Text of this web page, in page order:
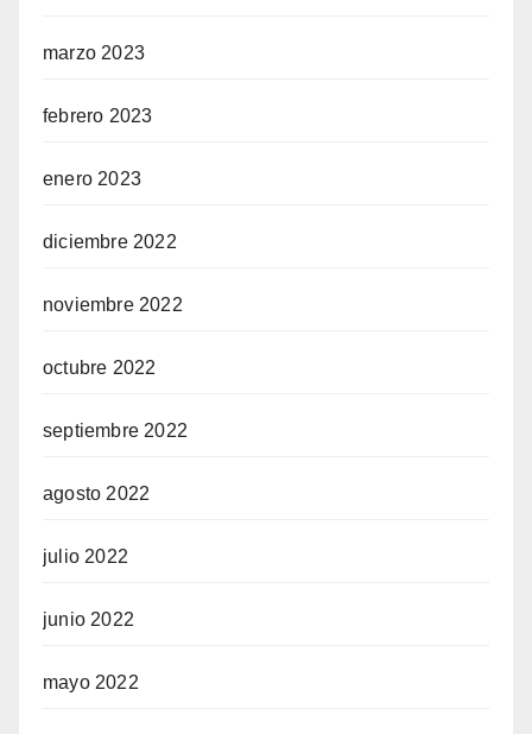
marzo 2023
febrero 2023
enero 2023
diciembre 2022
noviembre 2022
octubre 2022
septiembre 2022
agosto 2022
julio 2022
junio 2022
mayo 2022